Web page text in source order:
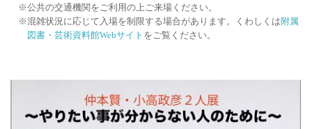
公共の交通機関をご利用の上ご来場ください。
混雑状況に応じて入場を制限する場合があります。くわしくは 附属
図書・芸術資料館Webサイト をご覧ください。